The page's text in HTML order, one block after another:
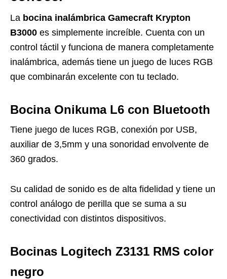
La bocina inalámbrica Gamecraft Krypton
B3000 es simplemente increíble. Cuenta con un
control táctil y funciona de manera completamente
inalámbrica, además tiene un juego de luces RGB
que combinarán excelente con tu teclado.
Bocina Onikuma L6 con Bluetooth
Tiene juego de luces RGB, conexión por USB,
auxiliar de 3,5mm y una sonoridad envolvente de
360 grados.
Su calidad de sonido es de alta fidelidad y tiene un
control análogo de perilla que se suma a su
conectividad con distintos dispositivos.
Bocinas Logitech Z3131 RMS color
negro